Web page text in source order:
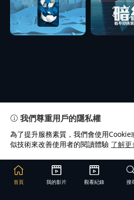
首頁 我的影片 觀看紀錄 搜
我們尊重用戶的隱私權
為了提升服務素質，我們會使用Cookie
似技術來改善使用者的閱讀體驗 了解更